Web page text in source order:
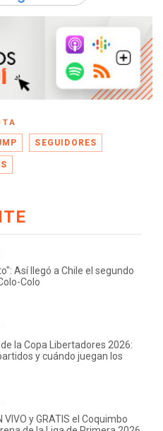
SEGUIDORES
Así llegó a Chile el segundo
Colo
la Copa Libertadores 2026:
y cuándo juegan los
VIVO y GRATIS el Coquimbo